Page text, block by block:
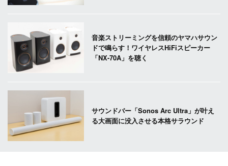
音楽ストリーミングを信頼のヤマハサウン
ドで鳴らす！ワイヤレスHiFiスピーカー
「NX-70A」を聴く
サウンドバー「Sonos Arc Ultra」が叶え
る大画面に没入させる本格サラウンド